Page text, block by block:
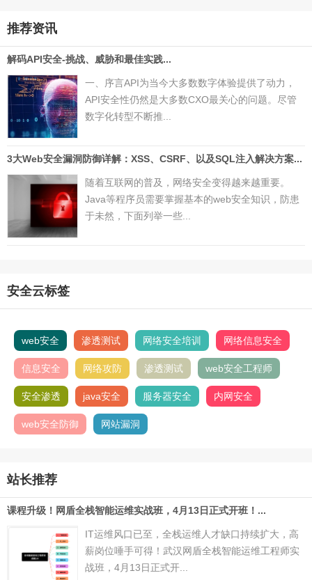
推荐资讯
解码API安全-挑战、威胁和最佳实践...
一、序言API为当今大多数数字体验提供了动力，
API安全性仍然是大多数CXO最关心的问题。尽管
数字化转型不断推...
3大Web安全漏洞防御详解：XSS、CSRF、以及SQL注入解决方案...
随着互联网的普及，网络安全变得越来越重要。
Java等程序员需要掌握基本的web安全知识，防患
于未然，下面列举一些...
安全云标签
web安全 渗透测试 网络安全培训 网络信息安全
信息安全 网络攻防 渗透测试 web安全工程师
安全渗透 java安全 服务器安全 内网安全
web安全防御 网站漏洞
站长推荐
课程升级！网盾全栈智能运维实战班，4月13日正式开班！...
IT运维风口已至，全栈运维人才缺口持续扩大，高
薪岗位唾手可得！武汉网盾全栈智能运维工程师实
战班，4月13日正式开...